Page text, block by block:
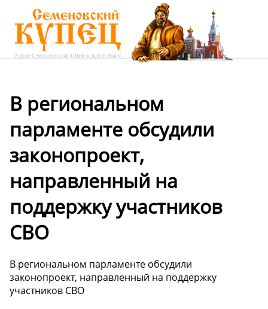
В региональном
парламенте обсудили
законопроект,
направленный на
поддержку участников
СВО
В региональном парламенте обсудили
законопроект, направленный на поддержку
участников СВО